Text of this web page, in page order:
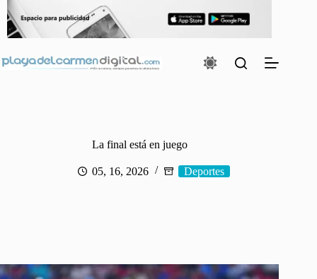
contenido
La final está en juego
05, 16, 2026 Deportes